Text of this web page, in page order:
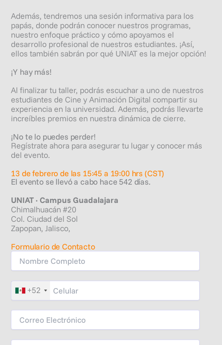
Además, tendremos una sesión informativa para los
papás, donde podrán conocer nuestros programas,
nuestro enfoque práctico y cómo apoyamos el
desarrollo profesional de nuestros estudiantes. ¡Así,
ellos también sabrán por qué UNIAT es la mejor opción!
¡Y hay más!
Al finalizar tu taller, podrás escuchar a uno de nuestros
estudiantes de Cine y Animación Digital compartir su
experiencia en la universidad. Además, podrás llevarte
increíbles premios en nuestra dinámica de cierre.
¡No te lo puedes perder!
Regístrate ahora para asegurar tu lugar y conocer más
del evento.
13 de febrero de las 15:45 a 19:00 hrs (CST)
El evento se llevó a cabo hace 542 días.
UNIAT · Campus Guadalajara
Chimalhuacán #20
Col. Ciudad del Sol
Zapopan, Jalisco,
Formulario de Contacto
+52